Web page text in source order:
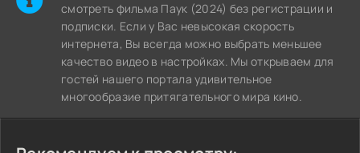
cмотреть фильма Паук (2024) без регистрации и
подписки. Если у Вас невысокая скорость
интернета, Вы всегда можно выбрать меньшее
качество видео в настройках. Мы открываем для
гостей нашего портала удивительное
многообразие притягательного мира кино.